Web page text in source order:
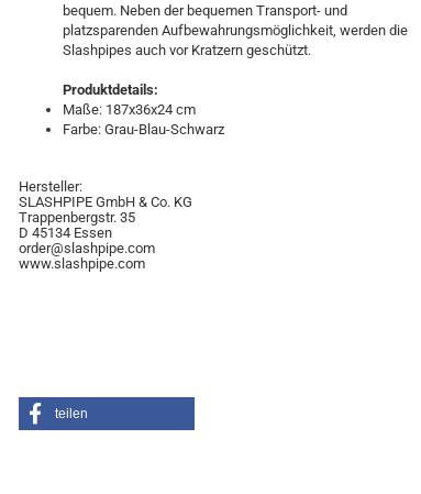
bequem. Neben der bequemen Transport- und
platzsparenden Aufbewahrungsmöglichkeit, werden die
Slashpipes auch vor Kratzern geschützt.
Produktdetails:
Maße: 187x36x24 cm
Farbe: Grau-Blau-Schwarz
Hersteller:
SLASHPIPE GmbH & Co. KG
Trappenbergstr. 35
D 45134 Essen
order@slashpipe.com
www.slashpipe.com
teilen